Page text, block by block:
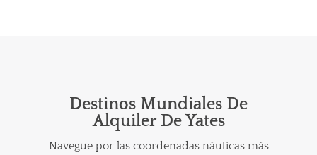
Destinos Mundiales De
Alquiler De Yates
Navegue por las coordenadas náuticas más